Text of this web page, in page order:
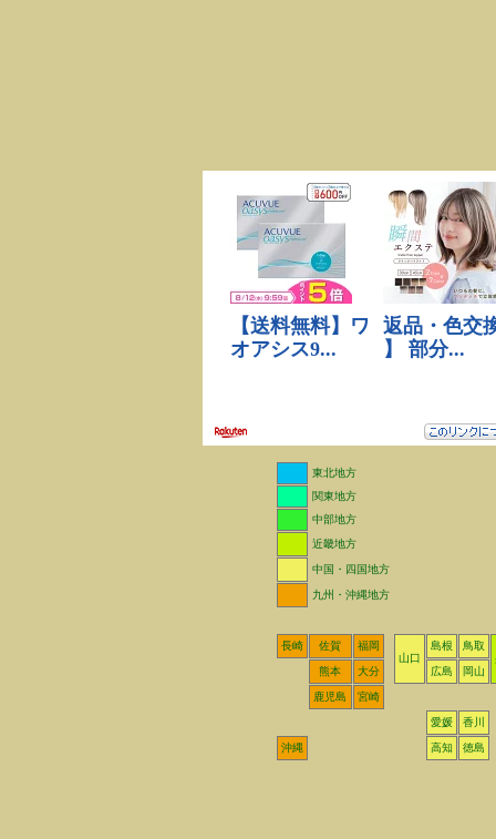
東北地方
関東地方
中部地方
近畿地方
中国・四国地方
九州・沖縄地方
長崎 佐賀
福岡
山口
島根
鳥取
熊本
大分 広島 岡山
鹿児島 宮崎
愛媛 香川
沖縄 高知 徳島